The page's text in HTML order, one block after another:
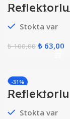
Yeleği İşçi
Ekonomik )
Stokta var
₺100,00 ₺ 63,00
-31%
HOT
Yelek
Stokta var